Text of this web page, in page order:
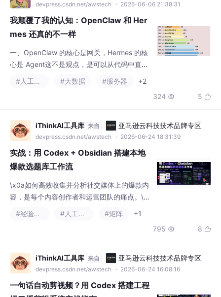
devpress.csdn.net/awstech · 2026-06-06 21:38:31
我颠覆了我的认知：OpenClaw 和 Her
mes 还真的不一样
一、OpenClaw 的核心是网关，Hermes 的核
心是 Agent这不是观点，是可以从代码中直接
#人工智能 #大数据 #服务器
+2
324  5 
iThinkAI工具库 来自 亚马逊云科技技术品牌专区
devpress.csdn.net/awstech · 2026-06-24 18:31:39
实战：用 Codex + Obsidian 搭建本地
爆款选题库工作流
\x0a如何高效收集并分析社交媒体上的爆款内
容，是每个内容创作者和运营团队的痛点。\x
0a传统的做法是手动复制粘贴，或者使用不稳
的闭环方
#经验分享 #人工智能 #矩阵
+1
795  8 
iThinkAI工具库 来自 亚马逊云科技技术品牌专区
devpress.csdn.net/awstech · 2026-06-24 16:08:16
一句话自动剪视频？用 Codex 搭建工程